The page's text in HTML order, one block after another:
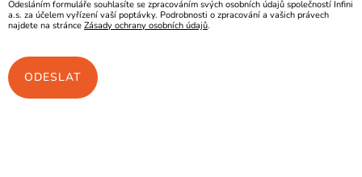
Odesláním formuláře souhlasíte se zpracováním svých osobních údajů společností Infini
a.s. za účelem vyřízení vaší poptávky. Podrobnosti o zpracování a vašich právech
najdete na stránce Zásady ochrany osobních údajů.